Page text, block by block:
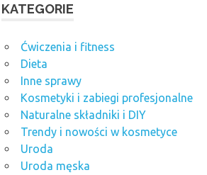
KATEGORIE
Ćwiczenia i fitness
Dieta
Inne sprawy
Kosmetyki i zabiegi profesjonalne
Naturalne składniki i DIY
Trendy i nowości w kosmetyce
Uroda
Uroda męska